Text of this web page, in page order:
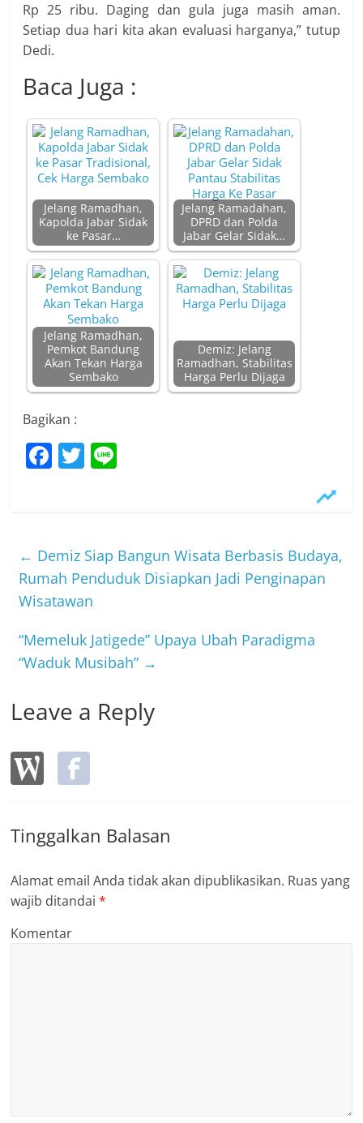
Rp 25 ribu. Daging dan gula juga masih aman.
Setiap dua hari kita akan evaluasi harganya,” tutup
Dedi.
Baca Juga :
Jelang Ramadhan,
Kapolda Jabar Sidak
ke Pasar…
Jelang Ramadahan,
DPRD dan Polda
Jabar Gelar Sidak…
Jelang Ramadhan,
Pemkot Bandung
Akan Tekan Harga
Sembako
Demiz: Jelang
Ramadhan, Stabilitas
Harga Perlu Dijaga
Bagikan :
F
b
o
o
k
T
← Demiz Siap Bangun Wisata Berbasis Budaya,
Rumah Penduduk Disiapkan Jadi Penginapan
Wisatawan
“Memeluk Jatigede” Upaya Ubah Paradigma
“Waduk Musibah” →
Leave a Reply
Tinggalkan Balasan
Alamat email Anda tidak akan dipublikasikan. Ruas yang
wajib ditandai*
Komentar